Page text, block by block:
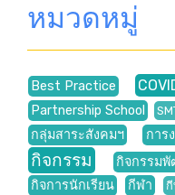
หมวดหมู่
Best Practice
Partnership School
กลุ่มสาระสังคมฯ
การ
กิจกรรม กิจกรรม
กิจการนักเรียน
กีฬา